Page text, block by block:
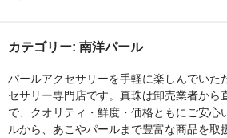
ホーム
商品一覧
★お勧め商品
カテゴリー: 南洋パール
パールアクセサリーを手軽に楽しんでいた
セサリー専門店です。真珠は卸売業者から
で、クオリティ・鮮度・価格ともにご安心
ルから、あこやパールまで豊富な商品を取